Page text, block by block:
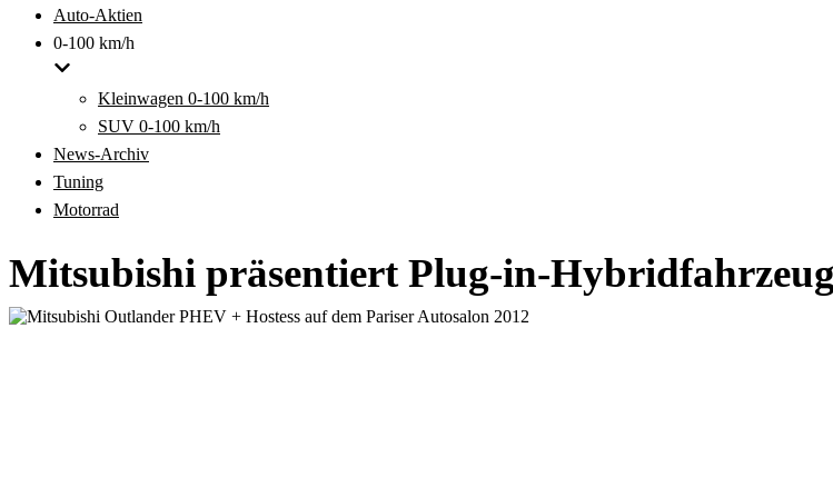
Auto-Aktien
0-100 km/h
Kleinwagen 0-100 km/h
SUV 0-100 km/h
News-Archiv
Tuning
Motorrad
Mitsubishi präsentiert Plug-in-